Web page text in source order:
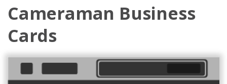
Cameraman Business
Cards